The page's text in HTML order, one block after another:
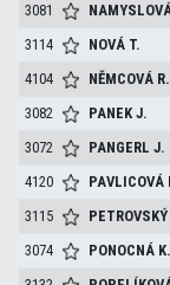
3081
3114
NOVÁ T.
4104
NĚMCOVÁ R.
3082
PANEKJ.
3072
PANGERLJ.
4120
PAVLICOVÁ
3115
PETROVSKÝ
3074
PONOCNÁ K.